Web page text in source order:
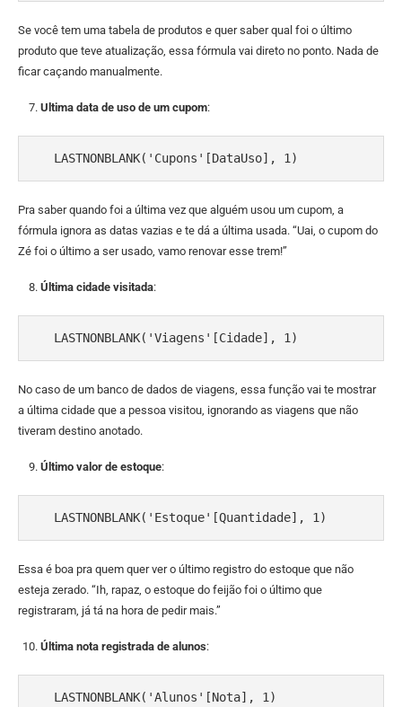
Se você tem uma tabela de produtos e quer saber qual foi o último
produto que teve atualização, essa fórmula vai direto no ponto. Nada de
ficar caçando manualmente.
Ultima data de uso de um cupom:
   LASTNONBLANK('Cupons'[DataUso], 1)
Pra saber quando foi a última vez que alguém usou um cupom, a
fórmula ignora as datas vazias e te dá a última usada. “Uai, o cupom do
Zé foi o último a ser usado, vamo renovar esse trem!”
Última cidade visitada:
   LASTNONBLANK('Viagens'[Cidade], 1)
No caso de um banco de dados de viagens, essa função vai te mostrar
a última cidade que a pessoa visitou, ignorando as viagens que não
tiveram destino anotado.
Último valor de estoque:
   LASTNONBLANK('Estoque'[Quantidade], 1)
Essa é boa pra quem quer ver o último registro do estoque que não
esteja zerado. “Ih, rapaz, o estoque do feijão foi o último que
registraram, já tá na hora de pedir mais.”
Última nota registrada de alunos:
   LASTNONBLANK('Alunos'[Nota], 1)